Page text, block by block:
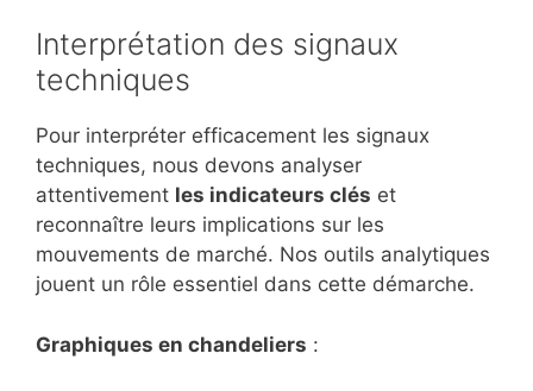
Interprétation des signaux
techniques
Pour interpréter efficacement les signaux
techniques, nous devons analyser
attentivement les indicateurs clés et
reconnaître leurs implications sur les
mouvements de marché. Nos outils analytiques
jouent un rôle essentiel dans cette démarche.
Graphiques en chandeliers :